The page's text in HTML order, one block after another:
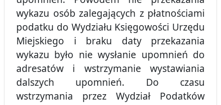
wykazu osób zalegających z płatnościami
podatku do Wydziału Księgowości Urzędu
Miejskiego i braku daty przekazania
wykazu było nie wysłanie upomnień do
adresatów i wstrzymanie wystawiania
dalszych upomnień. Do czasu
wstrzymania przez Wydział Podatków